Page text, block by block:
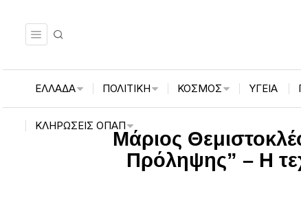
ΕΛΛΑΔΑ ΠΟΛΙΤΙΚΗ ΚΟΣΜΟΣ ΥΓΕΙΑ
ΚΛΗΡΏΣΕΙΣ ΟΠΑΠ
Μάριος
Πρόληψης” – Η